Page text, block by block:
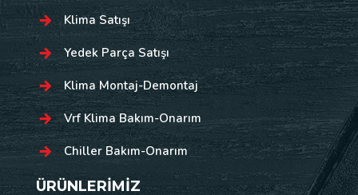
Klima Satışı
Yedek Parça Satışı
Klima Montaj-Demontaj
Vrf Klima Bakım-Onarım
Chiller Bakım-Onarım
ÜRÜNLERİMİZ